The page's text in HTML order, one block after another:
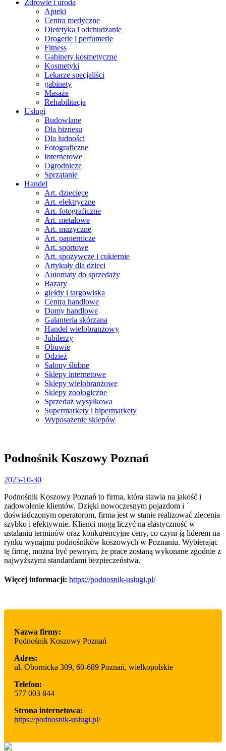
Zdrowie i uroda
Apteki
Centra medyczne
Dietetyka i odchudzanie
Drogerie i perfumerie
Fitness
Gabinety kosmetyczne
Kosmetyki
Lekarze specjaliści
gabinety
Masaże
Rehabilitacja
Usługi
Budowlane
Dla biznesu
Dla ludności
Fotograficzne
Internetowe
Ogrodnicze
Sprzątanie
Handel
Art. dziecięce
Art. elektryczne
Art. fotograficzne
Art. metalowe
Art. muzyczne
Art. papiernicze
Art. sportowe
Art. spożywcze i cukiernie
Artykuły dla dzieci
Automaty do sprzedaży
Bazary
giełdy i targowiska
Centra handlowe
Domy handlowe
Galanteria skórzana
Handel wielobranżowy
Jubilerzy
Obuwie
Odzież
Salony ślubne
Sklepy internetowe
Sklepy wielobranżowe
Sklepy zoologiczne
Sprzedaż wysyłkowa
Supermarkety i hipermarkety
Wyposażenie sklepów
Podnośnik Koszowy Poznań
2025-10-302025-
30
Podnośnik Koszowy Poznań to firma, która stawia na jakość i
zadowolenie klientów. Dzięki nowoczesnym pojazdom i
doświadczonym operatorom, firma jest w stanie realizować zlecenia
szybko i efektywnie. Klienci mogą liczyć na elastyczność w
ustalaniu terminów oraz konkurencyjne ceny, co czyni ją liderem na
rynku wynajmu podnośników koszowych w Poznaniu. Wybierając
tę firmę, można być pewnym, że prace zostaną wykonane zgodnie z
najwyższymi standardami bezpieczeństwa.
Więcej informacji: https://podnosnik-uslugi.pl/
Nazwa firmy:
Podnośnik Koszowy Poznań
Adres:
ul. Obornicka 309, 60-689 Poznań, wielkopolskie
Telefon:
577 003 844
Strona internetowa:
https://podnosnik-uslugi.pl/